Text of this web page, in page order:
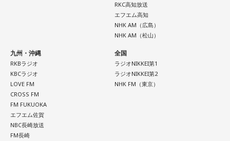
放送日時：毎週土曜 13:00～13:53
パーソナリティ：遠山大輔（グランジ）、潮紗理菜
https://www.tfm.co.jp/countdownjapan/
番組公式X：
パートナーの奥迫協子、パーソナリティの江原啓之
●江原啓之 今夜の格言
「フィジカルはスピリチュアルの基本です」
＜番組概要＞
番組名：Dr.Recella presents 江原啓之 おと語り
放送日時：TOKYO FM／FM 大阪 毎週日曜 22:00～22:25、エ
フエム山陰 毎週土曜 12:30～12:55
出演者：江原啓之、奥迫協子
RKC高知放送
エフエム高知
NHK AM（広島）
NHK AM（松山）
九州・沖縄
RKBラジオ
KBCラジオ
LOVE FM
CROSS FM
FM FUKUOKA
エフエム佐賀
NBC長崎放送
FM長崎
全国
ラジオNIKKEI第1
ラジオNIKKEI第2
NHK FM（東京）